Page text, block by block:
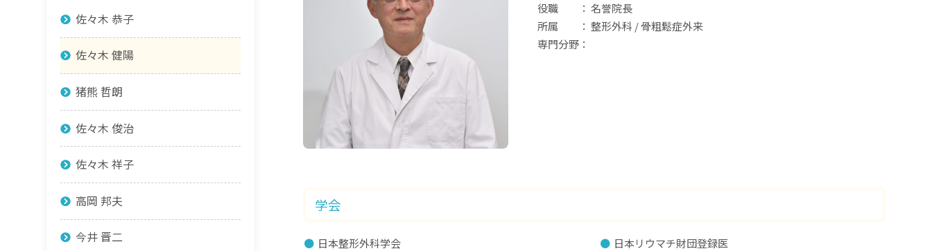
役職
名誉院長
所属
整形外科 /骨粗鬆症外来
専門分野
学会
日本整形外科学会 日本リウマチ財団登録医
佐々木 恭子
佐々木 健陽
猪熊 哲朗
佐々木 俊治
佐々木 祥子
高岡 邦夫
今井 晋二